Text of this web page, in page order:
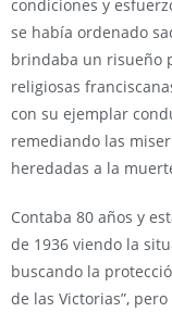
condiciones y
se había ordenado
brindaba un risueño
religiosas
con su ejemplar
remediando las
heredadas a la
Contaba 80 años y
de 1936 viendo la
buscando la
de las Victorias”,